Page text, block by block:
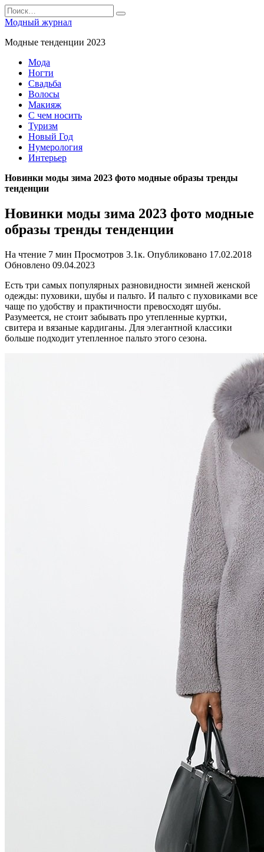
Перейти
к
содержанию
Search
for:
Модный журнал
Модные тенденции 2023
Мода
Ногти
Свадьба
Волосы
Макияж
С чем носить
Туризм
Новый Год
Нумерология
Интерьер
Новинки моды зима 2023 фото модные образы тренды
тенденции
Новинки моды зима 2023 фото модные
образы тренды тенденции
На чтение 7 мин Просмотров 3.1к. Опубликовано 17.02.2018
Обновлено 09.04.2023
Есть три самых популярных разновидности зимней женской
одежды: пуховики, шубы и пальто. И пальто с пуховиками все
чаще по удобству и практичности превосходят шубы.
Разумеется, не стоит забывать про утепленные куртки,
свитера и вязаные кардиганы. Для элегантной классики
больше подходит утепленное пальто этого сезона.